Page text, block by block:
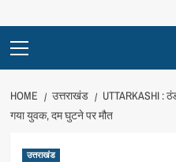
Menu
HOME उत्तराखंड
UTTARKASHI :
गया युवक, दम घुटने पर मौत
उत्तराखंड